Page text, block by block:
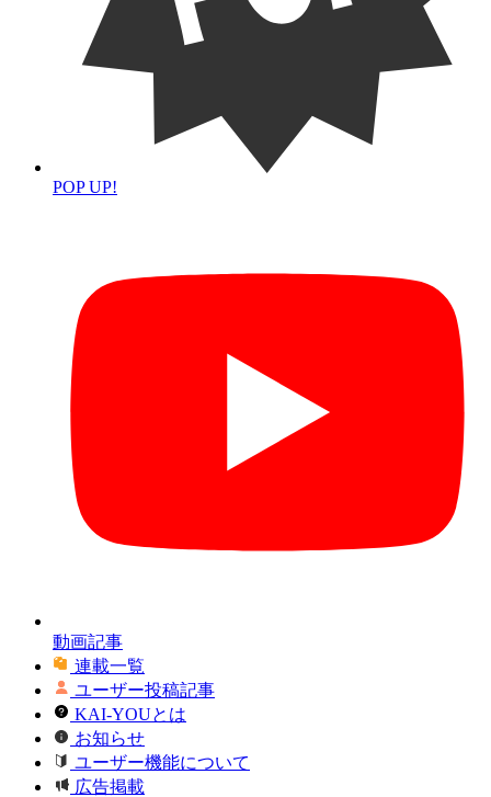
POP UP!
動画記事
連載一覧
ユーザー投稿記事
KAI-YOUとは
お知らせ
ユーザー機能について
広告掲載